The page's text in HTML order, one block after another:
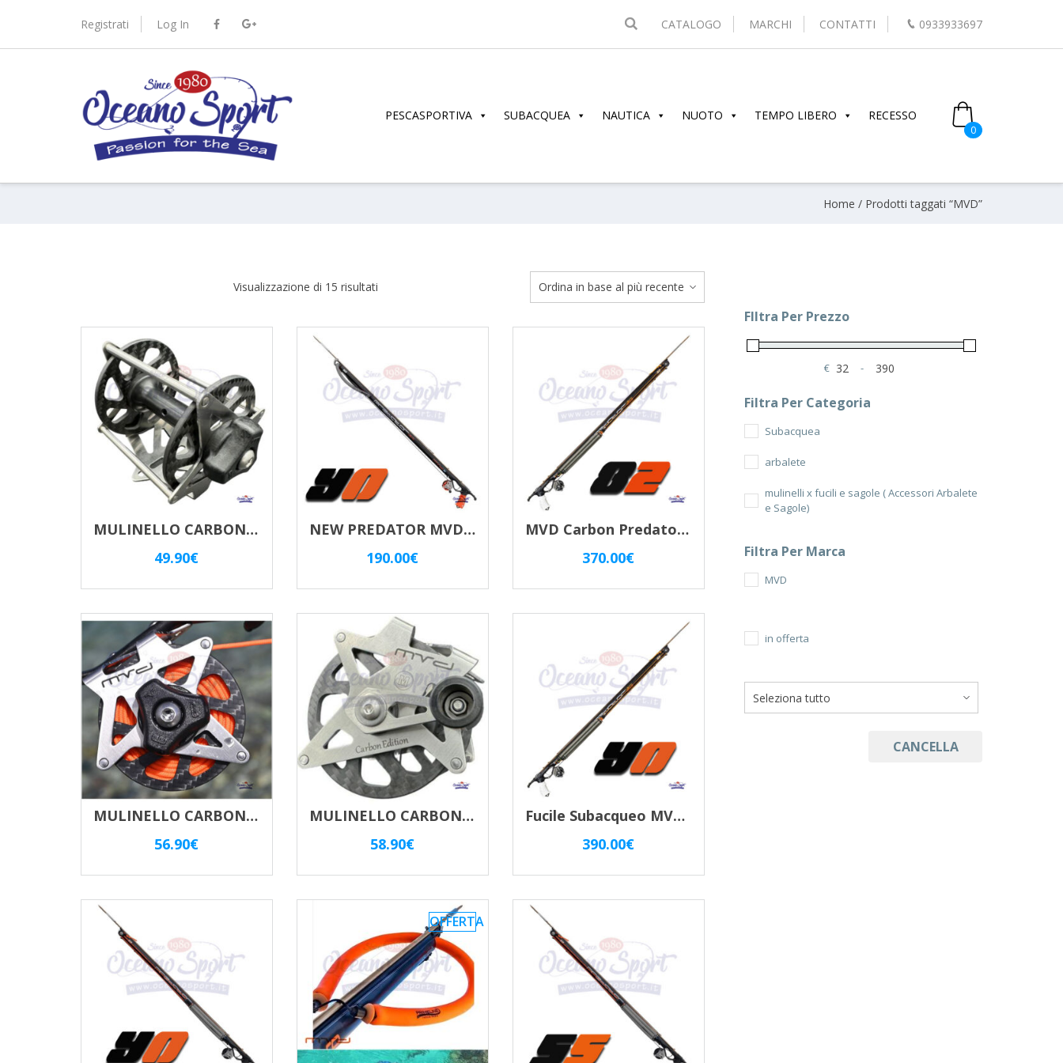
Registrati Log In CATALOGO MARCHI CONTATTI 0933933697
PESCASPORTIVA SUBACQUEA NAUTICA NUOTO TEMPO LIBERO RECESSO
0
Home / Prodotti taggati “MVD”
Visualizzazione di 15 risultatiOrdina
recente
MULINELLO CARBONIO MVD “S” 10103.CE
49.90€
NEW PREDATOR MVD ZESO 90 OPEN
190.00€
MVD Carbon Predator Zeso Inverter 82
370.00€
MULINELLO CARBONIO MVD “M” MVD10107.CE
56.90€
MULINELLO CARBONIO MVD “L” MVD10111.CE
58.90€
Fucile Subacqueo MVD Zeso Inverter 90 Carbon
390.00€
OFFERTA
FIltra Per Prezzo
€
Minimum Price
-
Maximum Price
Filtra Per Categoria
Subacquea
arbalete
mulinelli x fucili e sagole ( Accessori Arbalete
e Sagole)
Filtra Per Marca
MVD
in offerta
CANCELLA